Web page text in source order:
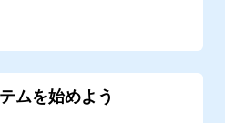
ムを始めよう